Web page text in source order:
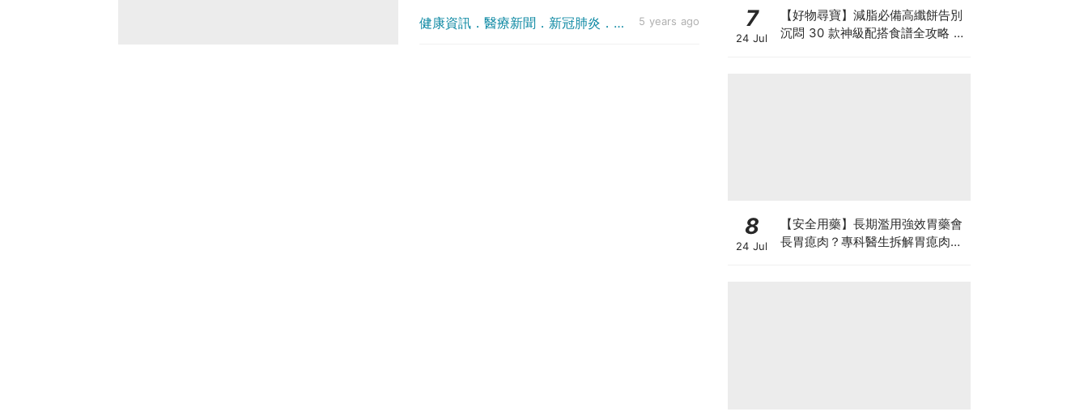
健康資訊．醫療新聞．新冠肺炎．防疫方法 5 years ago 7
24 Jul
【好物尋寶】減脂必備高纖餅告別
沉悶 30 款神級配搭食譜全攻略 日
8
24 Jul
【安全用藥】長期濫用強效胃藥會
長胃瘜肉？專科醫生拆解胃瘜肉癌